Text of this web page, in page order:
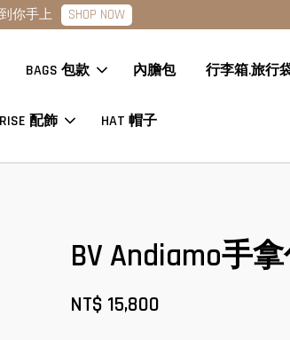
單 點擊查看款式
BAGS 包款 內膽包 行李箱.旅行
配飾 HAT 帽子
BV Andiamo手
NT$ 15,800